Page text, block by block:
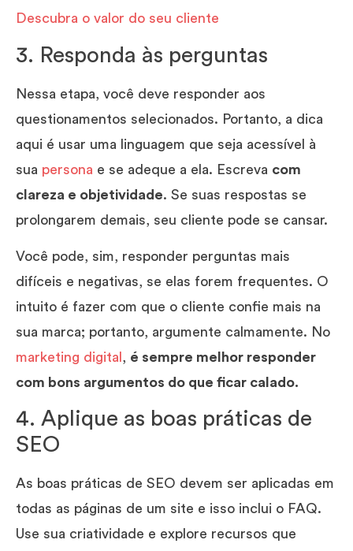
Descubra o valor do seu cliente
3. Responda às perguntas
Nessa etapa, você deve responder aos
questionamentos selecionados. Portanto, a dica
aqui é usar uma linguagem que seja acessível à
sua persona e se adeque a ela. Escreva com
clareza e objetividade. Se suas respostas se
prolongarem demais, seu cliente pode se cansar.
Você pode, sim, responder perguntas mais
difíceis e negativas, se elas forem frequentes. O
intuito é fazer com que o cliente confie mais na
sua marca; portanto, argumente calmamente. No
marketing digital , é sempre melhor responder
com bons argumentos do que ficar calado.
4. Aplique as boas práticas de
SEO
As boas práticas de SEO devem ser aplicadas em
todas as páginas de um site e isso inclui o FAQ.
Use sua criatividade e explore recursos que